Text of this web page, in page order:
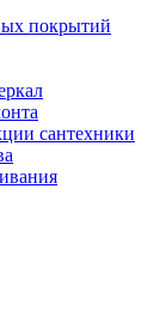
покрытий
сантехники